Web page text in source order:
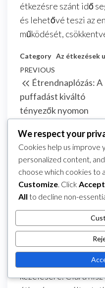
étkezésre szánt idő
és lehetővé teszi az
működését,
Category Az étkezések
Post
navigation
Previous
Post
PREVIOUS
Étrendnaplózás: A
puffadást kiváltó
tényezők nyomon
About The Author
Clara Mitchell
segítse az embereket
testüket. A kiváltó
étkezési rutinokra
tanácsokat ad az
kezelésére. Clara
We respect your
Cookies help us improve
personalized content,
choose which cookies to
Customize. Click
All to decline non-